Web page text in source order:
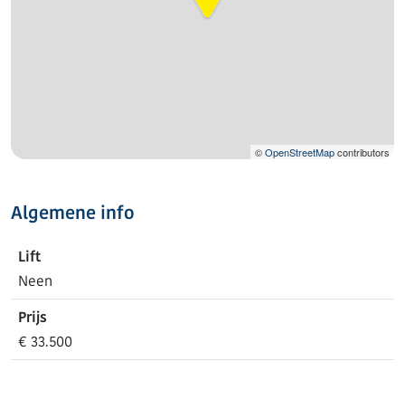
©OpenStreetMapcontributors
Algemene info
Lift
Neen
Prijs
€ 33.500